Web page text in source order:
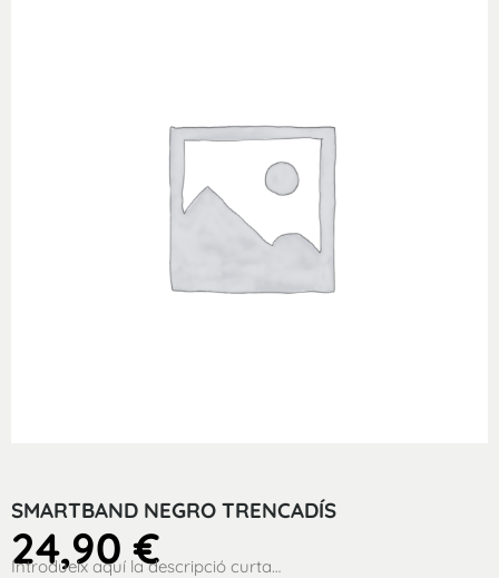
SMARTBAND NEGRO TRENCADÍS
24,90€
Introdueix aquí la descripció curta…